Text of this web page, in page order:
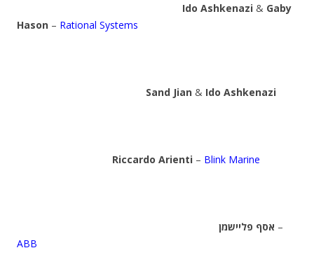
Ido Ashkenazi & Gaby
Hason – Rational Systems
Sand Jian & Ido Ashkenazi
Riccardo Arienti – Blink Marine
אסף פליישמן –
ABB